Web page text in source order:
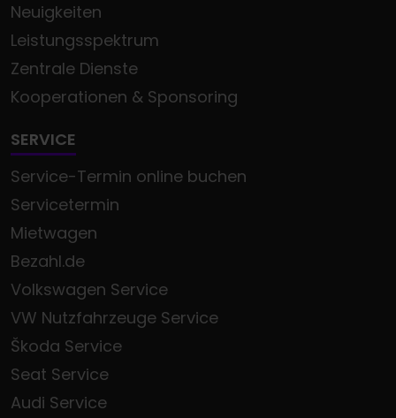
Neuigkeiten
Leistungsspektrum
Zentrale Dienste
Kooperationen & Sponsoring
SERVICE
Service-Termin online buchen
Servicetermin
Mietwagen
Bezahl.de
Volkswagen Service
VW Nutzfahrzeuge Service
Škoda Service
Seat Service
Audi Service